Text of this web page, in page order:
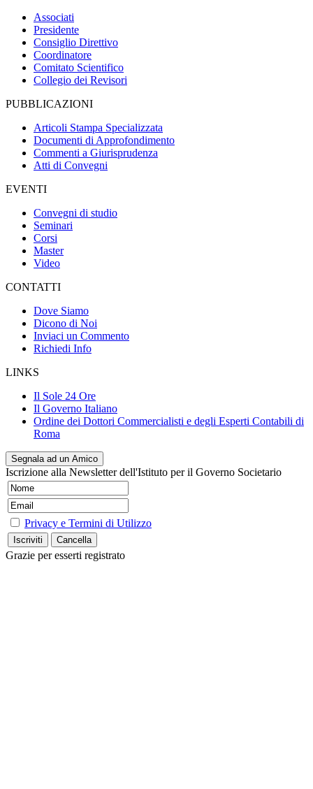
Associati
Presidente
Consiglio Direttivo
Coordinatore
Comitato Scientifico
Collegio dei Revisori
PUBBLICAZIONI
Articoli Stampa Specializzata
Documenti di Approfondimento
Commenti a Giurisprudenza
Atti di Convegni
EVENTI
Convegni di studio
Seminari
Corsi
Master
Video
CONTATTI
Dove Siamo
Dicono di Noi
Inviaci un Commento
Richiedi Info
LINKS
Il Sole 24 Ore
Il Governo Italiano
Ordine dei Dottori Commercialisti e degli Esperti Contabili di
Roma
Segnala ad un Amico
Iscrizione alla Newsletter dell'Istituto per il Governo Societario
Privacy e Termini di Utilizzo
Grazie per esserti registrato